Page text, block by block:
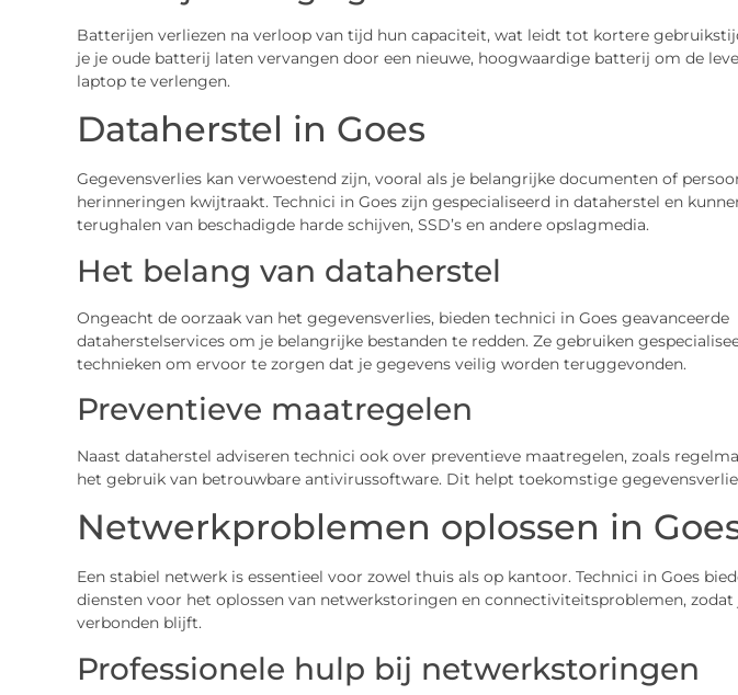
Batterijen verliezen na verloop van tijd hun capaciteit, wat leidt tot kortere
je je oude batterij laten vervangen door een nieuwe, hoogwaardige batterij om de
laptop te verlengen.
Dataherstel in Goes
Gegevensverlies kan verwoestend zijn, vooral als je belangrijke documenten of
herinneringen kwijtraakt. Technici in Goes zijn gespecialiseerd in dataherstel en
terughalen van beschadigde harde schijven, SSD’s en andere opslagmedia.
Het belang van dataherstel
Ongeacht de oorzaak van het gegevensverlies, bieden technici in Goes geavanceerde
dataherstelservices om je belangrijke bestanden te redden. Ze gebruiken
technieken om ervoor te zorgen dat je gegevens veilig worden teruggevonden.
Preventieve maatregelen
Naast dataherstel adviseren technici ook over preventieve maatregelen, zoals
het gebruik van betrouwbare antivirussoftware. Dit helpt toekomstige
Netwerkproblemen oplossen in
Een stabiel netwerk is essentieel voor zowel thuis als op kantoor. Technici in Goes
diensten voor het oplossen van netwerkstoringen en connectiviteitsproblemen, zodat
verbonden blijft.
Professionele hulp bij netwerkstoringen